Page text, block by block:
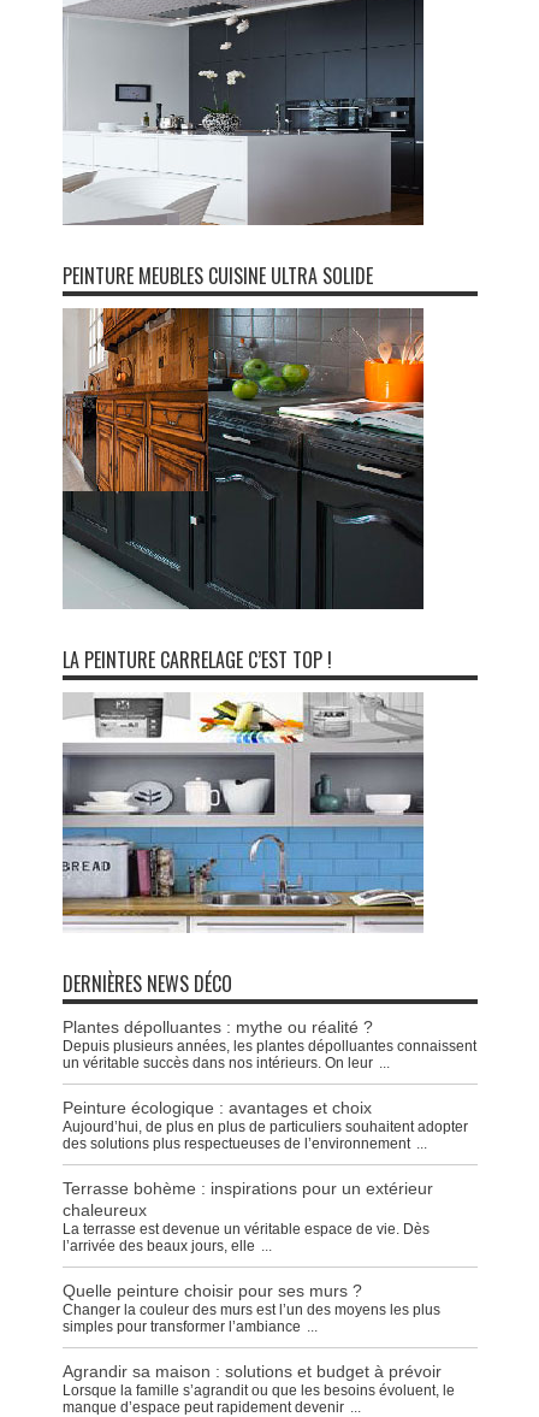
PEINTURE MEUBLES CUISINE ULTRA SOLIDE
LA PEINTURE CARRELAGE C’EST TOP !
DERNIÈRES NEWS DÉCO
Plantes dépolluantes : mythe ou réalité ?
Depuis plusieurs années, les plantes dépolluantes connaissent
un véritable succès dans nos intérieurs. On leur
Peinture écologique : avantages et choix
Aujourd’hui, de plus en plus de particuliers souhaitent adopter
des solutions plus respectueuses de l’environnement
Terrasse bohème : inspirations pour un extérieur
chaleureux
La terrasse est devenue un véritable espace de vie. Dès
l’arrivée des beaux jours, elle
Quelle peinture choisir pour ses murs ?
Changer la couleur des murs est l’un des moyens les plus
simples pour transformer l’ambiance
Agrandir sa maison : solutions et budget à prévoir
Lorsque la famille s’agrandit ou que les besoins évoluent, le
manque d’espace peut rapidement devenir